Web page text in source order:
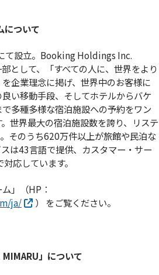
について
て設立。Booking Holdings Inc.
部として、「すべての人に、世界をより
企業理念に掲げ、世界中のお客様に
い移動手段、そしてホテルからバケ
多種多様な宿泊施設への予約をワン
世界最大の宿泊施設数を誇り、リステ
そのうち620万件以上が旅館や民泊な
は43言語で提供、カスタマー・サー
応しています。
」（HP：
ja/
） をご覧ください。
」について